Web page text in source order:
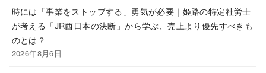
時には「事業をストップする」勇気が必要｜姫路の特定社労士
が考える「JR西日本の決断」から学ぶ、売上より優先すべきも
のとは？
2026年8月6日